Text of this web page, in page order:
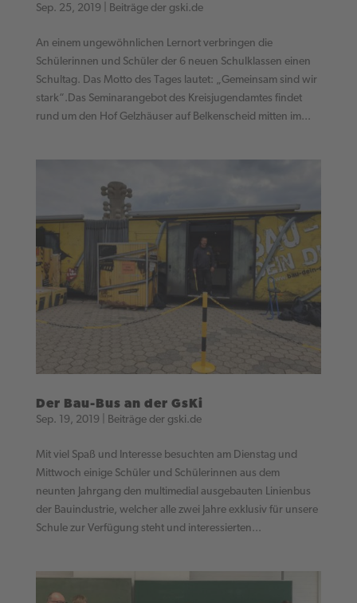
Sep. 25, 2019 Beiträge der gski.de
An einem ungewöhnlichen Lernort verbringen die
Schülerinnen und Schüler der 6 neuen Schulklassen einen
Schultag. Das Motto des Tages lautet: „Gemeinsam sind wir
stark“.Das Seminarangebot des Kreisjugendamtes findet
rund um den Hof Gelzhäuser auf Belkenscheid mitten im...
Der Bau-Bus an der GsKi
Sep. 19, 2019 Beiträge der gski.de
Mit viel Spaß und Interesse besuchten am Dienstag und
Mittwoch einige Schüler und Schülerinnen aus dem
neunten Jahrgang den multimedial ausgebauten Linienbus
der Bauindustrie, welcher alle zwei Jahre exklusiv für unsere
Schule zur Verfügung steht und interessierten...